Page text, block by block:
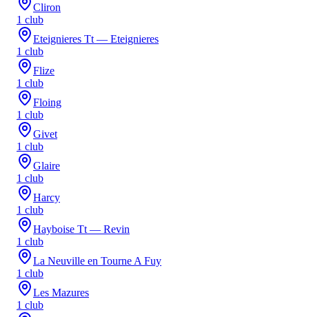
Cliron
1 club
Eteignieres Tt — Eteignieres
1 club
Flize
1 club
Floing
1 club
Givet
1 club
Glaire
1 club
Harcy
1 club
Hayboise Tt — Revin
1 club
La Neuville en Tourne A Fuy
1 club
Les Mazures
1 club